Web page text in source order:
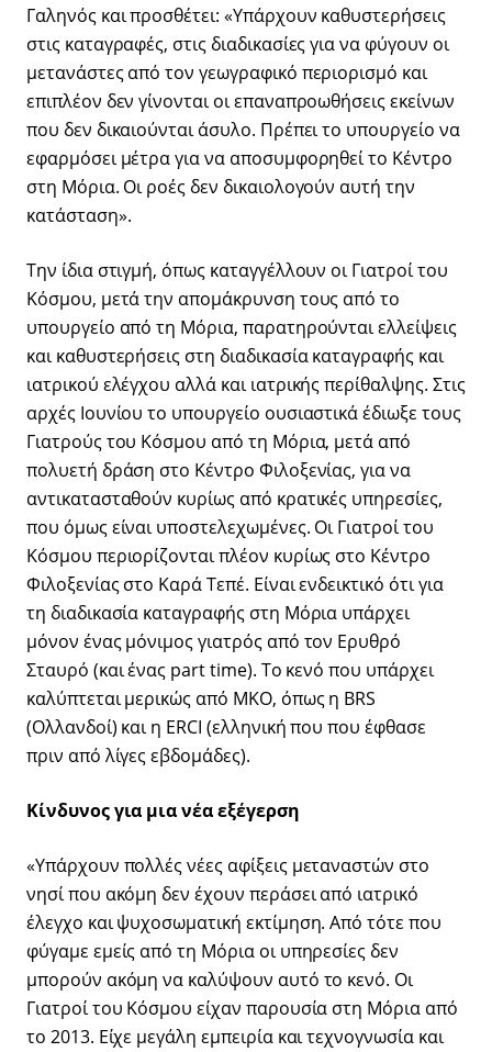
Γαληνός και προσθέτει: «Υπάρχουν καθυστερήσεις
στις καταγραφές, στις διαδικασίες για να φύγουν οι
μετανάστες από τον γεωγραφικό περιορισμό και
επιπλέον δεν γίνονται οι επαναπροωθήσεις εκείνων
που δεν δικαιούνται άσυλο. Πρέπει το υπουργείο να
εφαρμόσει μέτρα για να αποσυμφορηθεί το Κέντρο
στη Μόρια. Οι ροές δεν δικαιολογούν αυτή την
κατάσταση».
Την ίδια στιγμή, όπως καταγγέλλουν οι Γιατροί του
Κόσμου, μετά την απομάκρυνση τους από το
υπουργείο από τη Μόρια, παρατηρούνται ελλείψεις
και καθυστερήσεις στη διαδικασία καταγραφής και
ιατρικού ελέγχου αλλά και ιατρικής περίθαλψης. Στις
αρχές Ιουνίου το υπουργείο ουσιαστικά έδιωξε τους
Γιατρούς του Κόσμου από τη Μόρια, μετά από
πολυετή δράση στο Κέντρο Φιλοξενίας, για να
αντικατασταθούν κυρίως από κρατικές υπηρεσίες,
που όμως είναι υποστελεχωμένες. Οι Γιατροί του
Κόσμου περιορίζονται πλέον κυρίως στο Κέντρο
Φιλοξενίας στο Καρά Τεπέ. Είναι ενδεικτικό ότι για
τη διαδικασία καταγραφής στη Μόρια υπάρχει
μόνον ένας μόνιμος γιατρός από τον Ερυθρό
Σταυρό (και ένας part time). Το κενό που υπάρχει
καλύπτεται μερικώς από ΜΚΟ, όπως η BRS
(Ολλανδοί) και η ERCI (ελληνική που που έφθασε
πριν από λίγες εβδομάδες).
Κίνδυνος για μια νέα εξέγερση
«Υπάρχουν πολλές νέες αφίξεις μεταναστών στο
νησί που ακόμη δεν έχουν περάσει από ιατρικό
έλεγχο και ψυχοσωματική εκτίμηση. Από τότε που
φύγαμε εμείς από τη Μόρια οι υπηρεσίες δεν
μπορούν ακόμη να καλύψουν αυτό το κενό. Οι
Γιατροί του Κόσμου είχαν παρουσία στη Μόρια από
το 2013. Είχε μεγάλη εμπειρία και τεχνογνωσία και